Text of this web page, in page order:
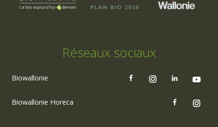
Réseaux sociaux
Biowallonie
Biowallonie Horeca